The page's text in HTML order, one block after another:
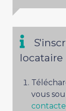
locataire
vous